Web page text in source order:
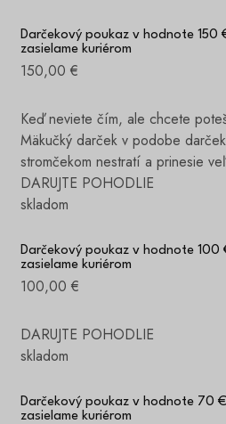
Darčekový poukaz v hodnote 150
zasielame kuriérom
150,00 €
Keď neviete čím, ale chcete
Mäkučký darček v podobe
stromčekom nestratí a prinesie
DARUJTE POHODLIE
skladom
Darčekový poukaz v hodnote 100
zasielame kuriérom
100,00 €
DARUJTE POHODLIE
skladom
Darčekový poukaz v hodnote 70
zasielame kuriérom